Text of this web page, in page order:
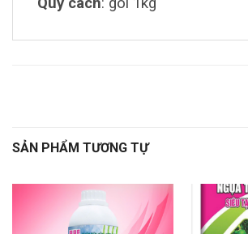
SẢN PHẨM TƯƠNG TỰ